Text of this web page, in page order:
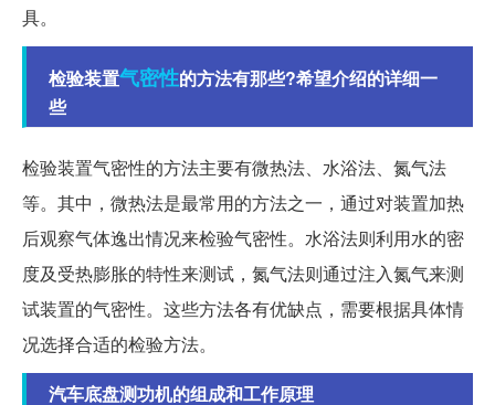
具。
检验装置气密性的方法有那些?希望介绍的详细一
些
检验装置气密性的方法主要有微热法、水浴法、氮气法
等。其中，微热法是最常用的方法之一，通过对装置加热
后观察气体逸出情况来检验气密性。水浴法则利用水的密
度及受热膨胀的特性来测试，氮气法则通过注入氮气来测
试装置的气密性。这些方法各有优缺点，需要根据具体情
况选择合适的检验方法。
汽车底盘测功机的组成和工作原理